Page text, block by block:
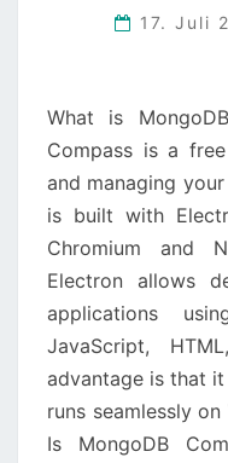
17. Juli
What is
Compass is a
and managing
is built with
Chromium and
Electron allows
applications
JavaScript,
advantage is that
runs seamlessly
Is MongoDB